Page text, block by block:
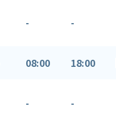
- -
08:00 18:00
- -